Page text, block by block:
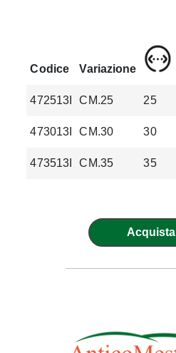
Codice Variazione
472513I CM.25 25
473013I CM.30 30
473513I CM.35 35
Acquista